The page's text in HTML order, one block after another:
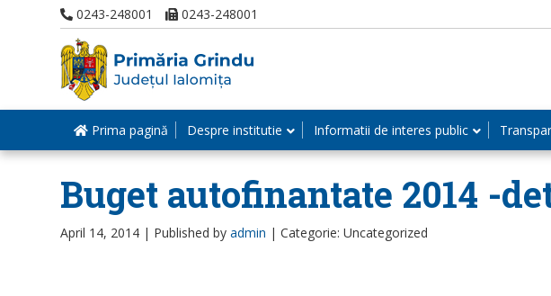
0243-248001 0243-248001
Prima pagină Despre institutie Informatii de interes public
Buget autofinantate 2014 -
April 14, 2014 | Published by admin | Categorie: Uncategorized